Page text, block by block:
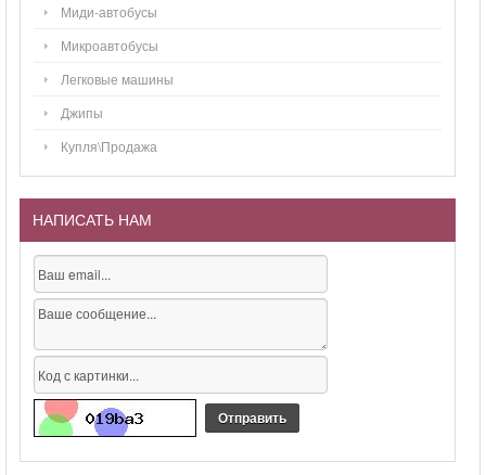
Миди-автобусы
Микроавтобусы
Легковые машины
Джипы
Купля\Продажа
НАПИСАТЬ НАМ